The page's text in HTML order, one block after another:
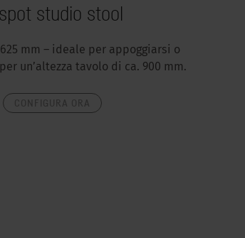
studio stool
mm – ideale per appoggiarsi o
un’altezza tavolo di ca. 900 mm.